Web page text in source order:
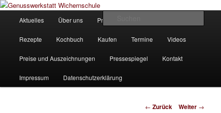
Zum
wechseln
Genusswerkstatt Wichernschule
Unsere Homepage
Aktuelles Über uns Produkte
Rezepte Kochbuch Kaufen Termine Videos
Preise und Auszeichnungen Pressespiegel Kontakt
Impressum Datenschutzerklärung
Beitrags-
← Zurück Weiter →